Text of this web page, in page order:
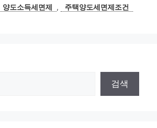
양도소득세면제 , 주택양도세면제조건
검색